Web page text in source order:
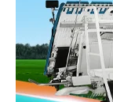
วิธีนี้จะใช้ในการนำ
กันฟรีจะต้องมีขั้นต
ไม่เช่นนั้น ก็อาจส่งผ
ได้ครับ ซึ่งขั้นตอนที่
1.เหยียบคลัตซ์ให้สุด